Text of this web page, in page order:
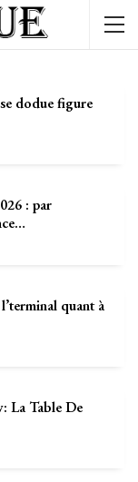
dodue figure
: par
quant à
La Table De